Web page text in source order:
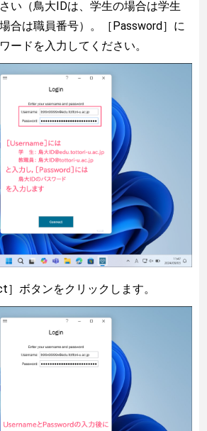
い（鳥大IDは、学生の場合は学生
合は職員番号）。［Password］に
ードを入力してください。
］ボタンをクリックします。